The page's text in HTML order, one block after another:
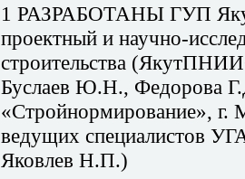
1 РАЗРАБОТАНЫ ГУП
проектный и научно-
строительства (
Буслаев Ю.Н., Федорова Г.
«Стройнормирование», г.
ведущих специалистов
Яковлев Н.П.)